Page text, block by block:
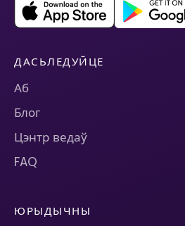
ДАСЬЛЕДУЙЦЕ
Аб
Блог
Цэнтр ведаў
FAQ
ЮРЫДЫЧНЫ